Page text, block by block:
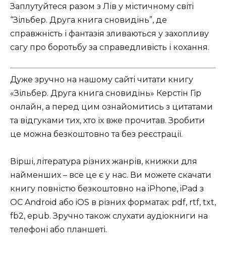
Заплутуйтеся разом з Лів у містичному світі
“Зільбер. Друга книга сновидінь”, де
справжність і фантазія зливаються у захопливу
сагу про боротьбу за справедливість і кохання.
Дуже зручно на нашому сайті читати книгу
«Зільбер. Друга книга сновидінь» Керстін Гір
онлайн, а перед цим ознайомитись з цитатами
та відгуками тих, хто їх вже прочитав. Зробити
це можна безкоштовно та без реєстрації.
Вірші, література різних жанрів, книжки для
найменших – все це є у нас. Ви можете скачати
книгу повністю безкоштовно на iPhone, iPad з
ОС Android або iOS в різних форматах: pdf, rtf, txt,
fb2, epub. Зручно також слухати аудіокниги на
телефоні або планшеті.